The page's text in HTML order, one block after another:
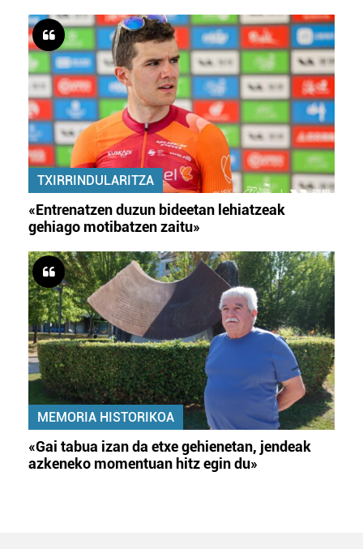
TXIRRINDULARITZA
«Entrenatzen duzun bideetan lehiatzeak
gehiago motibatzen zaitu»
MEMORIA HISTORIKOA
«Gai tabua izan da etxe gehienetan, jendeak
azkeneko momentuan hitz egin du»